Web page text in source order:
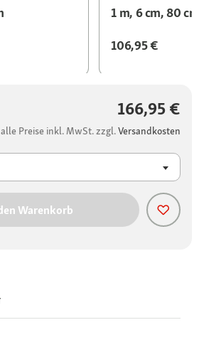
1 m, 6 cm, 80 cm
106,95 €
166,95 €
alle Preise inkl. MwSt. zzgl.Versandkosten
Warenkorb